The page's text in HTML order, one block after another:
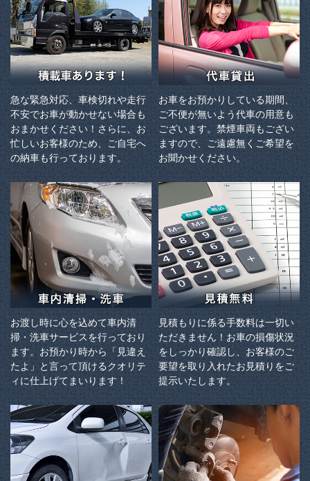
急な緊急対応、車検切れや走行
不安でお車が動かせない場合も
おまかせください！さらに、お
忙しいお客様のため、ご自宅へ
の納⾞も⾏っております。
お車をお預かりしている期間、
ご不便が無いよう代車の用意も
ございます。禁煙車両もござい
ますので、ご遠慮無くご希望を
お聞かせください。
お渡し時に心を込めて車内清
掃・洗車サービスを行っており
ます。お預かり時から「見違え
たよ」と言って頂けるクオリテ
ィに仕上げてまいります！
見積もりに係る手数料は一切い
ただきません！お車の損傷状況
をしっかり確認し、お客様のご
要望を取り入れたお見積りをご
提示いたします。